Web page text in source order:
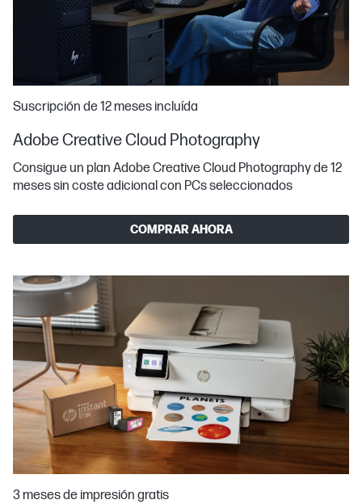
Suscripción de 12 meses incluída
Adobe Creative Cloud Photography
Consigue un plan Adobe Creative Cloud Photography de 12
meses sin coste adicional con PCs seleccionados
COMPRAR AHORA
3 meses de impresión gratis